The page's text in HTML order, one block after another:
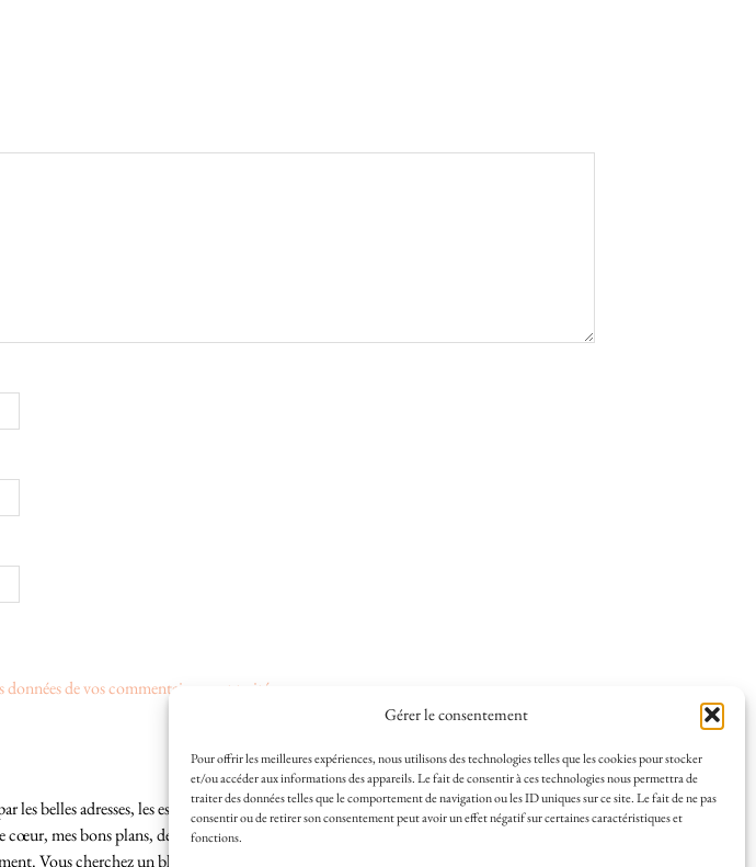
Gérer le consentement
Pour offrir les meilleures expériences, nous utilisons des technologies telles que les cookies pour stocker
et/ou accéder aux informations des appareils. Le fait de consentir à ces technologies nous permettra de
traiter des données telles que le comportement de navigation ou les ID uniques sur ce site. Le fait de ne pas
consentir ou de retirer son consentement peut avoir un effet négatif sur certaines caractéristiques et
fonctions.
de vos commentaires sont traitées
belles adresses, les escapades locales et la vie à La Rochelle, où je vis depuis plusieurs
mes bons plans, des idées de sorties en solo ou à plusieurs, et mes meilleures adresses
Vous cherchez un blog lifestyle à La Rochelle, tenu par une locale ? Vous êtes au bon